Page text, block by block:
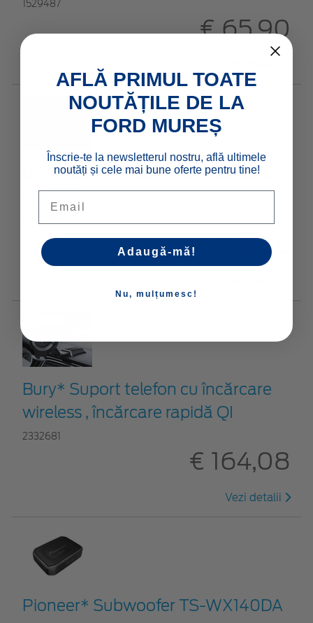
1529487
€ 65,90
Bury* Suport telefon cu încărcare
wireless
€ 136,56
Bury* Suport telefon cu încărcare
wireless , încărcare rapidă QI
2332681
€ 164,08
Vezi detalii
Pioneer* Subwoofer TS-WX140DA
AFLĂ PRIMUL TOATE
NOUTĂȚILE DE LA
FORD MUREȘ
Înscrie-te la newsletterul nostru, află ultimele
noutăți și cele mai bune oferte pentru tine!
Adaugă-mă!
Nu, mulțumesc!